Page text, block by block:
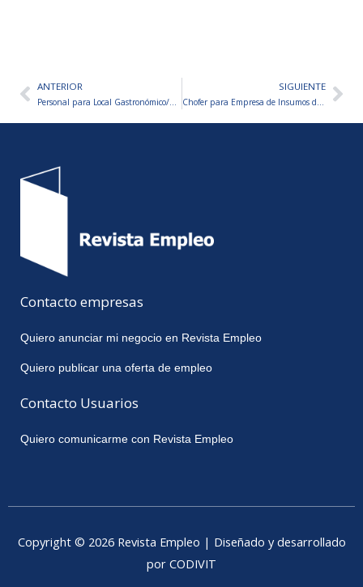
AntANTERIOR
Personal para Local Gastronómico/Boliche – VARIOS PUESTOS A CUBRIR
SIGUIENTE
Chofer para Empresa de Insumos de Higiene – CÓRDOBA CAPITAL
Contacto empresas
Quiero anunciar mi negocio en Revista Empleo
Quiero publicar una oferta de empleo
Contacto Usuarios
Quiero comunicarme con Revista Empleo
Copyright © 2026 Revista Empleo | Diseñado y desarrollado
por CODIVIT